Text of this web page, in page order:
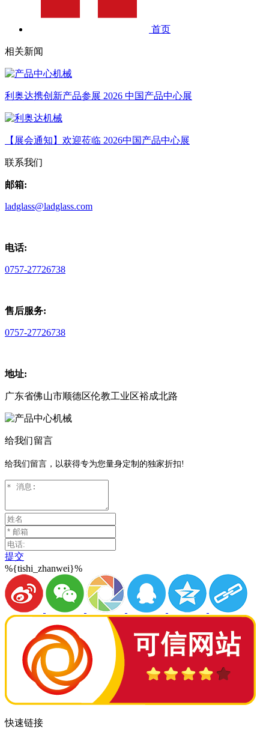
首页
相关新闻
利奥达携创新产品参展 2026 中国产品中心展
【展会通知】欢迎莅临 2026中国产品中心展
联系我们
邮箱:
ladglass@ladglass.com
电话:
0757-27726738
售后服务:
0757-27726738
地址:
广东省佛山市顺德区伦教工业区裕成北路
给我们留言
给我们留言，以获得专为您量身定制的独家折扣!
提交
%{tishi_zhanwei}%
快速链接